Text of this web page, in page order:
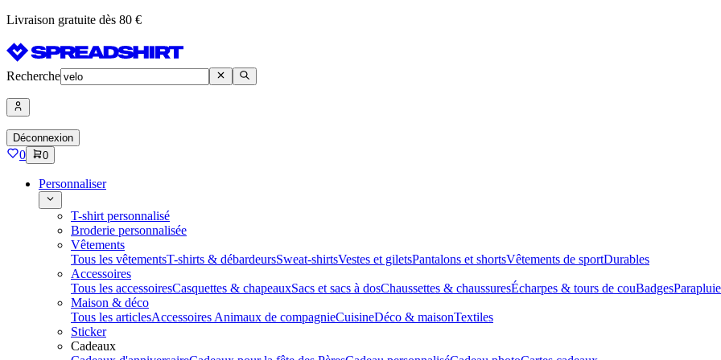
Livraison gratuite dès 80 €
Recherche
Déconnexion
0 0
Personnaliser
T-shirt personnalisé
Broderie personnalisée
Vêtements
Tous les vêtementsT-shirts & débardeursSweat-shirtsVestes et giletsPantalons et shortsVêtements de sportDurables
Accessoires
Tous les accessoiresCasquettes & chapeauxSacs et sacs à dosChaussettes & chaussuresÉcharpes & tours de couBadges
Maison & déco
Tous les articlesAccessoires Animaux de compagnieCuisineDéco & maisonTextiles
Sticker
Cadeaux